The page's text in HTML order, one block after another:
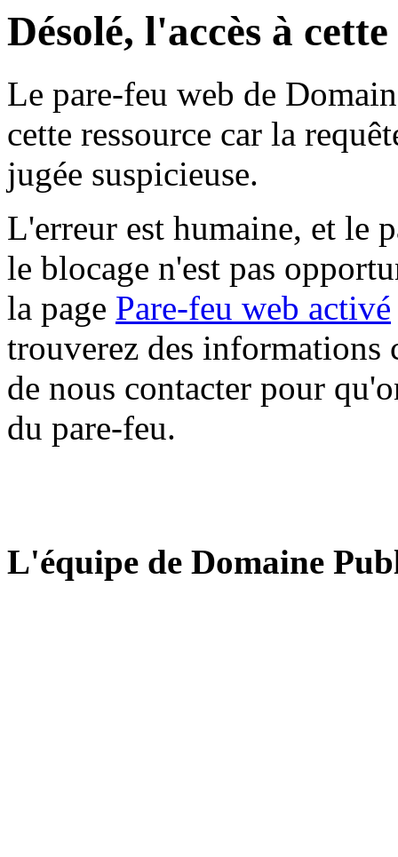
Désolé, l'accès à
Le pare-feu web de
cette ressource car la
jugée suspicieuse.
L'erreur est humaine, et le
le blocage n'est pas
la page Pare-feu web activé
trouverez des informations
de nous contacter pour
du pare-feu.
L'équipe de Domaine